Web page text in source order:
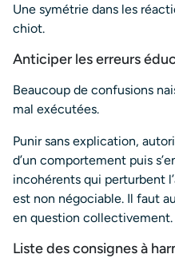
Une symétrie dans les
chiot.
Anticiper les erreurs
Beaucoup de confusions
mal exécutées.
Punir sans explication,
d’un comportement puis
incohérents qui perturbent
est non négociable. Il faut
en question collectivement.
Liste des consignes à